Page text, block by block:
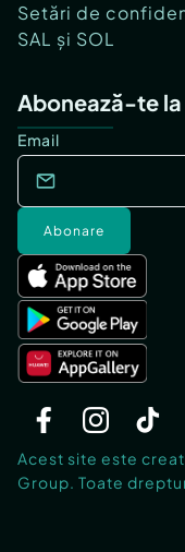
Setări de
SAL și SOL
Abonează-te
Email
Abonare
Acest site este
Group. Toate